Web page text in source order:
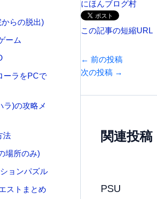
らの脱出)
ーム
ーラをPCで
ラ)の攻略メ
法
場所のみ)
ョンパズル
ストまとめ
にほんブログ村
この記事の短縮URL
← 前の投稿
次の投稿 →
関連投稿
PSU